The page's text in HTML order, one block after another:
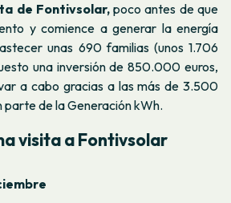
de Fontivsolar,poco antes de que
y comience a generar la energía
unas 690 familias (unos 1.706
una inversión de 850.000 euros,
a cabo gracias a las más de 3.500
de la Generación kWh.
visita a Fontivsolar